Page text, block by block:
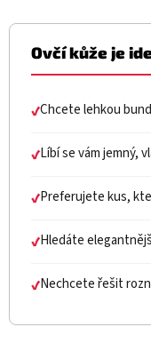
Ovčí kůže je
✔Chcete lehkou
✔Líbí se vám jemný,
✔Preferujete kus,
✔Hledáte
✔Nechcete řešit